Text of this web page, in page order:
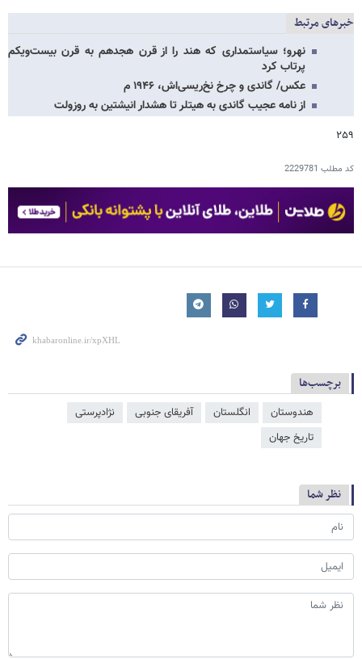
خبرهای مرتبط
نهرو؛ سیاستمداری که هند را از قرن هجدهم به قرن بیست‌ویکم
پرتاب کرد
عکس/ گاندی و چرخ نخ‌ریسی‌اش، ۱۹۴۶ م
از نامه عجیب گاندی به هیتلر تا هشدار انیشتین به روزولت
۲۵۹
کد مطلب 2229781
برچسب‌ها
هندوستان انگلستان آفریقای جنوبی
نژادپرستی
تاریخ جهان
نظر شما